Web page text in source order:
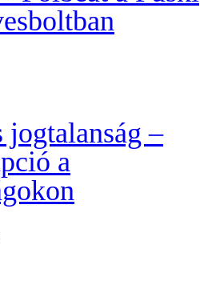
jogtalanság –
a